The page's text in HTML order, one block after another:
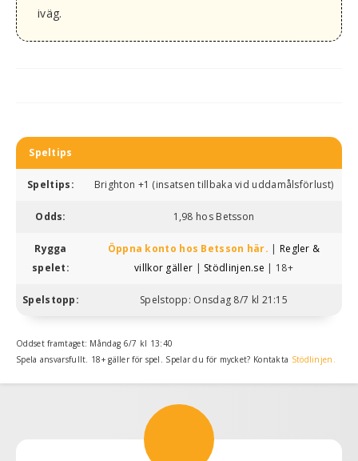
iväg.
Speltips
Speltips: Brighton +1 (insatsen tillbaka vid uddamålsförlust)
Odds: 1,98 hos Betsson
Rygga
spelet:
Öppna konto hos Betsson här. | Regler &
villkor gäller | Stödlinjen.se | 18+
Spelstopp: Spelstopp: Onsdag 8/7 kl 21:15
Oddset framtaget: Måndag 6/7 kl 13:40
Spela ansvarsfullt. 18+ gäller för spel. Spelar du för mycket? Kontakta Stödlinjen.